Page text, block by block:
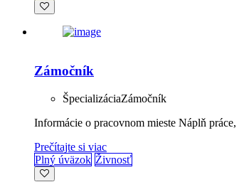
Zámočník
ŠpecializáciaZámočník
Informácie o pracovnom mieste Náplň
Prečítajte si viac
Plný úväzok Živnosť